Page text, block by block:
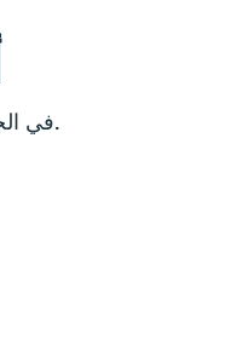
أسئلة متكررة حول Hablax في الجزائر.